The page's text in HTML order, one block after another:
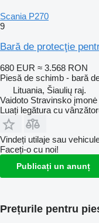
Scania P270
9
Bară de protecţie
680 EUR ≈ 3.568 RON
Piesă de schimb - bară
Lituania, Šiaulių raj.
Vaidoto Stravinsko įmonė
Luați legătura cu
Vindeți utilaje sau
Faceți-o cu noi!
Publicați un anunț
Prețurile pentru